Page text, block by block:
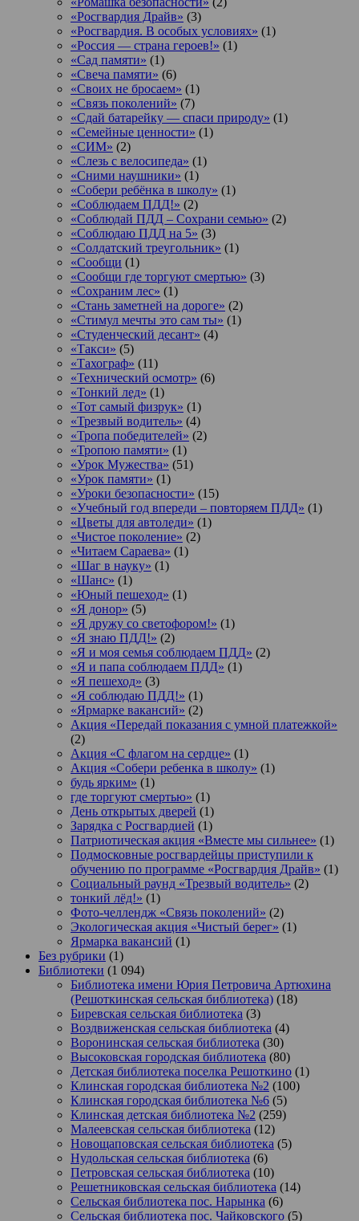
«Росгвардия Драйв» (3)
«Росгвардия. В особых условиях» (1)
«Россия — страна героев!» (1)
«Сад памяти» (1)
«Свеча памяти» (6)
«Своих не бросаем» (1)
«Связь поколений» (7)
«Сдай батарейку — спаси природу» (1)
«Семейные ценности» (1)
«СИМ» (2)
«Слезь с велосипеда» (1)
«Сними наушники» (1)
«Собери ребёнка в школу» (1)
«Соблюдаем ПДД!» (2)
«Соблюдай ПДД – Сохрани семью» (2)
«Соблюдаю ПДД на 5» (3)
«Солдатский треугольник» (1)
«Сообщи (1)
«Сообщи где торгуют смертью» (3)
«Сохраним лес» (1)
«Стань заметней на дороге» (2)
«Стимул мечты это сам ты» (1)
«Студенческий десант» (4)
«Такси» (5)
«Тахограф» (11)
«Технический осмотр» (6)
«Тонкий лед» (1)
«Тот самый физрук» (1)
«Трезвый водитель» (4)
«Тропа победителей» (2)
«Тропою памяти» (1)
«Урок Мужества» (51)
«Урок памяти» (1)
«Уроки безопасности» (15)
«Учебный год впереди – повторяем ПДД» (1)
«Цветы для автоледи» (1)
«Чистое поколение» (2)
«Читаем Сараева» (1)
«Шаг в науку» (1)
«Шанс» (1)
«Юный пешеход» (1)
«Я донор» (5)
«Я дружу со светофором!» (1)
«Я знаю ПДД!» (2)
«Я и моя семья соблюдаем ПДД» (2)
«Я и папа соблюдаем ПДД» (1)
«Я пешеход» (3)
«Я соблюдаю ПДД!» (1)
«Ярмарке вакансий» (2)
Акция «Передай показания с умной платежкой»
(2)
Акция «С флагом на сердце» (1)
Акция «Собери ребенка в школу» (1)
будь ярким» (1)
где торгуют смертью» (1)
День открытых дверей (1)
Зарядка с Росгвардией (1)
Патриотическая акция «Вместе мы сильнее» (1)
Подмосковные росгвардейцы приступили к
обучению по программе «Росгвардия Драйв» (1)
Социальный раунд «Трезвый водитель» (2)
тонкий лёд!» (1)
Фото-челлендж «Связь поколений» (2)
Экологическая акция «Чистый берег» (1)
Ярмарка вакансий (1)
Без рубрики (1)
Библиотеки (1 094)
Библиотека имени Юрия Петровича Артюхина
(Решоткинская сельская библиотека) (18)
Биревская сельская библиотека (3)
Воздвиженская сельская библиотека (4)
Воронинская сельская библиотека (30)
Высоковская городская библиотека (80)
Детская библиотека поселка Решоткино (1)
Клинская городская библиотека №2 (100)
Клинская городская библиотека №6 (5)
Клинская детская библиотека №2 (259)
Малеевская сельская библиотека (12)
Новощаповская сельская библиотека (5)
Нудольская сельская библиотека (6)
Петровская сельская библиотека (10)
Решетниковская сельская библиотека (14)
Сельская библиотека пос. Нарынка (6)
Сельская библиотека пос. Чайковского (5)